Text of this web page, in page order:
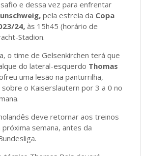
e dessa vez para enfrentar
pela estreia da Copa
24, às 15h45 (horário de
Stadion.
o time de Gelsenkirchen terá que
do lateral-esquerdo Thomas
uma lesão na panturrilha,
o Kaiserslautern por 3 a 0 no
deve retornar aos treinos
próxima semana, antes da